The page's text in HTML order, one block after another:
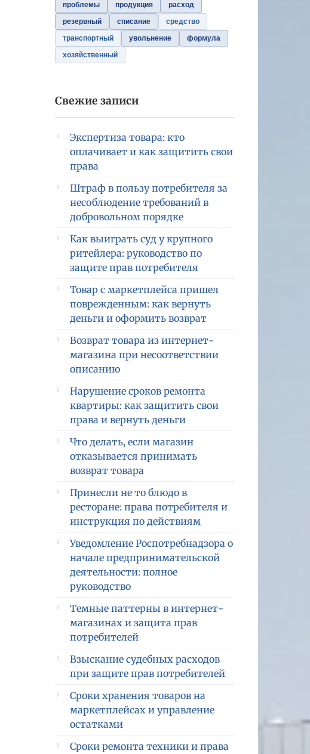
проблемы
продукция
расход
резервный
списание
средство
транспортный
увольнение
формула
хозяйственный
Свежие записи
Экспертиза товара: кто
оплачивает и как защитить свои
права
Штраф в пользу потребителя за
несоблюдение требований в
добровольном порядке
Как выиграть суд у крупного
ритейлера: руководство по
защите прав потребителя
Товар с маркетплейса пришел
поврежденным: как вернуть
деньги и оформить возврат
Возврат товара из интернет-
магазина при несоответствии
описанию
Нарушение сроков ремонта
квартиры: как защитить свои
права и вернуть деньги
Что делать, если магазин
отказывается принимать
возврат товара
Принесли не то блюдо в
ресторане: права потребителя и
инструкция по действиям
Уведомление Роспотребнадзора о
начале предпринимательской
деятельности: полное
руководство
Темные паттерны в интернет-
магазинах и защита прав
потребителей
Взыскание судебных расходов
при защите прав потребителей
Сроки хранения товаров на
маркетплейсах и управление
остатками
Сроки ремонта техники и права